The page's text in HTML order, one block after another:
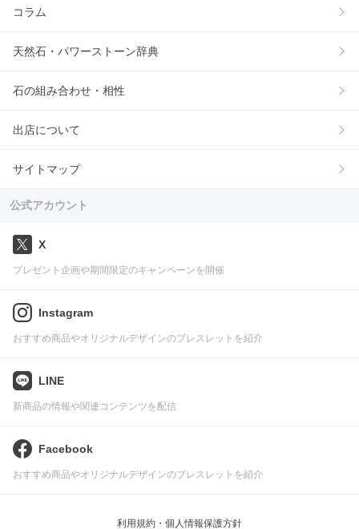
コラム
天然石・パワーストーン辞典
石の組み合わせ・相性
出店について
サイトマップ
公式アカウント
X
プレゼント企画や期間限定のキャンペーンを開催
Instagram
おすすめ商品やオリジナルデザインのブレスレットを紹介
LINE
新商品の情報や関連コンテンツを配信
Facebook
おすすめ商品やオリジナルデザインのブレスレットを紹介
利用規約・個人情報保護方針